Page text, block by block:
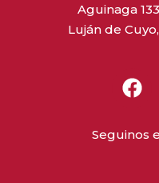
Aguinaga
Luján de
Seguinos